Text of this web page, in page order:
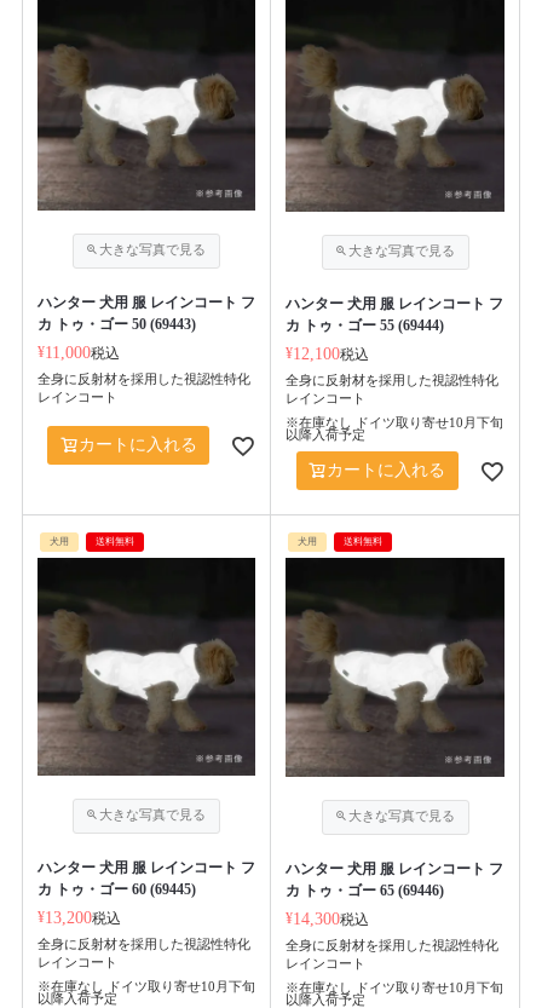
ハンター 犬用 服 レインコート フ
カ トゥ・ゴー 50 (69443)
¥11,000税込
全身に反射材を採用した視認性特化
レインコート
カートに入れる
ハンター 犬用 服 レインコート フ
カ トゥ・ゴー 55 (69444)
¥12,100税込
全身に反射材を採用した視認性特化
レインコート
※在庫なし ドイツ取り寄せ10月下旬
以降入荷予定
カートに入れる
犬用 送料無料
ハンター 犬用 服 レインコート フ
カ トゥ・ゴー 60 (69445)
¥13,200税込
全身に反射材を採用した視認性特化
レインコート
※在庫なし ドイツ取り寄せ10月下旬
以降入荷予定
犬用 送料無料
ハンター 犬用 服 レインコート フ
カ トゥ・ゴー 65 (69446)
¥14,300税込
全身に反射材を採用した視認性特化
レインコート
※在庫なし ドイツ取り寄せ10月下旬
以降入荷予定